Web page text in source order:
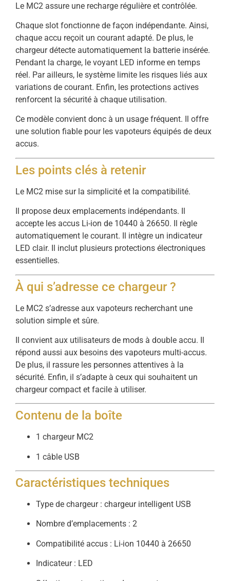
Le MC2 assure une recharge régulière et contrôlée.
Chaque slot fonctionne de façon indépendante. Ainsi,
chaque accu reçoit un courant adapté. De plus, le
chargeur détecte automatiquement la batterie insérée.
Pendant la charge, le voyant LED informe en temps
réel. Par ailleurs, le système limite les risques liés aux
variations de courant. Enfin, les protections actives
renforcent la sécurité à chaque utilisation.
Ce modèle convient donc à un usage fréquent. Il offre
une solution fiable pour les vapoteurs équipés de deux
accus.
Les points clés à retenir
Le MC2 mise sur la simplicité et la compatibilité.
Il propose deux emplacements indépendants. Il
accepte les accus Li-ion de 10440 à 26650. Il règle
automatiquement le courant. Il intègre un indicateur
LED clair. Il inclut plusieurs protections électroniques
essentielles.
À qui s’adresse ce chargeur ?
Le MC2 s’adresse aux vapoteurs recherchant une
solution simple et sûre.
Il convient aux utilisateurs de mods à double accu. Il
répond aussi aux besoins des vapoteurs multi-accus.
De plus, il rassure les personnes attentives à la
sécurité. Enfin, il s’adapte à ceux qui souhaitent un
chargeur compact et facile à utiliser.
Contenu de la boîte
1 chargeur MC2
1 câble USB
Caractéristiques techniques
Type de chargeur : chargeur intelligent USB
Nombre d’emplacements : 2
Compatibilité accus : Li-ion 10440 à 26650
Indicateur : LED